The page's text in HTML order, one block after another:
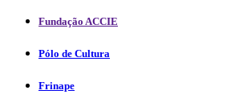
Fundação ACCIE
Pólo de Cultura
Frinape